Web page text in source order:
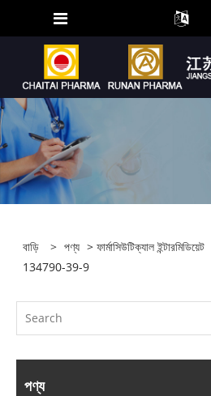
বাড়ি > পণ্য >ফার্মাসিউটিক্যাল ইন্টারমিডিয়েট
134790-39-9
পণ্য